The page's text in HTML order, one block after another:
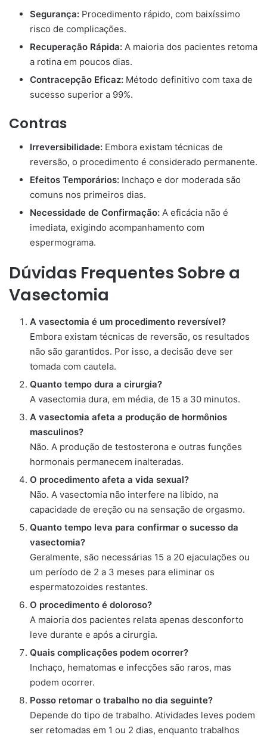
Segurança: Procedimento rápido, com baixíssimo
risco de complicações.
Recuperação Rápida: A maioria dos pacientes retoma
a rotina em poucos dias.
Contracepção Eficaz: Método definitivo com taxa de
sucesso superior a 99%.
Contras
Irreversibilidade: Embora existam técnicas de
reversão, o procedimento é considerado permanente.
Efeitos Temporários: Inchaço e dor moderada são
comuns nos primeiros dias.
Necessidade de Confirmação: A eficácia não é
imediata, exigindo acompanhamento com
espermograma.
Dúvidas Frequentes Sobre a
Vasectomia
A vasectomia é um procedimento reversível?
Embora existam técnicas de reversão, os resultados
não são garantidos. Por isso, a decisão deve ser
tomada com cautela.
Quanto tempo dura a cirurgia?
A vasectomia dura, em média, de 15 a 30 minutos.
A vasectomia afeta a produção de hormônios
masculinos?
Não. A produção de testosterona e outras funções
hormonais permanecem inalteradas.
O procedimento afeta a vida sexual?
Não. A vasectomia não interfere na libido, na
capacidade de ereção ou na sensação de orgasmo.
Quanto tempo leva para confirmar o sucesso da
vasectomia?
Geralmente, são necessárias 15 a 20 ejaculações ou
um período de 2 a 3 meses para eliminar os
espermatozoides restantes.
O procedimento é doloroso?
A maioria dos pacientes relata apenas desconforto
leve durante e após a cirurgia.
Quais complicações podem ocorrer?
Inchaço, hematomas e infecções são raros, mas
podem ocorrer.
Posso retomar o trabalho no dia seguinte?
Depende do tipo de trabalho. Atividades leves podem
ser retomadas em 1 ou 2 dias, enquanto trabalhos